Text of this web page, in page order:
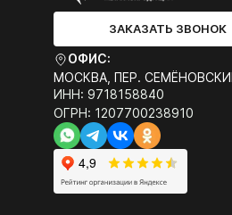
ЗАКАЗАТЬ ЗВОНОК
ОФИС:
МОСКВА, ПЕР.
ИНН: 9718158840
ОГРН: 1207700238910